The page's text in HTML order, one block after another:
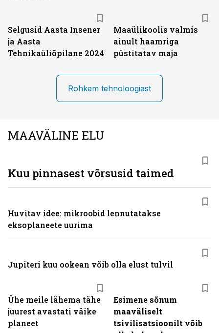
Selgusid Aasta Insener
ja Aasta
Tehnikaüliõpilane 2024
Maaülikoolis valmis
ainult haamriga
püstitatav maja
Rohkem tehnoloogiast
MAAVÄLINE ELU
Ühe meile lähema tähe
juurest avastati väike
planeet
Esimene sõnum
maaväliselt
tsivilisatsioonilt võib
Kuu pinnasest võrsusid taimed
Huvitav idee: mikroobid lennutatakse
eksoplaneete uurima
Jupiteri kuu ookean võib olla elust tulvil